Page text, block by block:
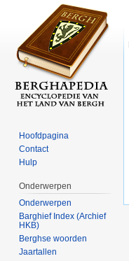
Hoofdpagina
Contact
Hulp
Onderwerpen
Onderwerpen
Barghief Index (Archief
HKB)
Berghse woorden
Jaartallen